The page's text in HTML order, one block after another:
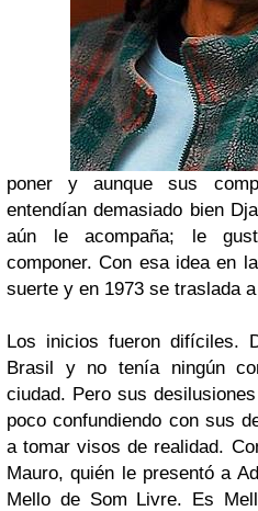
poner y aunque sus
entendían demasiado bien
aún le acompaña; le
componer. Con esa idea en
suerte y en 1973 se traslada a
Los inicios fueron difíciles.
Brasil y no tenía ningún
ciudad. Pero sus
poco confundiendo con sus
a tomar visos de realidad.
Mauro, quién le presentó a
Mello de Som Livre. Es